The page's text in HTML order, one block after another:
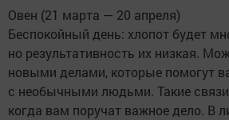
Овен (21 марта — 20 апреля)
Беспокойный день: хлопот будет
но результативность их низкая.
новыми делами, которые помогут
с необычными людьми. Такие связи
когда вам поручат важное дело. В